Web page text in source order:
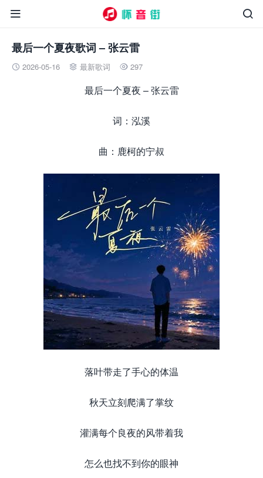


最后一个夏夜歌词 – 张云雷
 2026-05-16  最新歌词  297
最后一个夏夜 – 张云雷
词：泓溪
曲：鹿柯的宁叔
落叶带走了手心的体温
秋天立刻爬满了掌纹
灌满每个良夜的风带着我
怎么也找不到你的眼神